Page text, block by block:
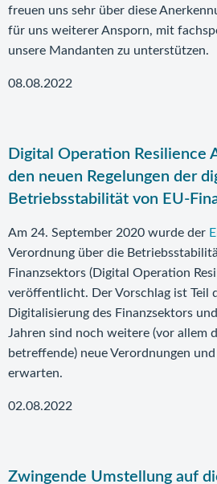
freuen uns sehr über diese
für uns weiterer Ansporn, mit
unsere Mandanten zu unterstützen.
08.08.2022
Digital Operation Resilience
den neuen Regelungen der
Betriebsstabilität von EU-
Am 24. September 2020 wurde der
Verordnung über die
Finanzsektors (Digital Operation
veröffentlicht. Der Vorschlag ist Teil
Digitalisierung des Finanzsektors
Jahren sind noch weitere (vor allem
betreffende) neue Verordnungen
erwarten.
02.08.2022
Zwingende Umstellung auf